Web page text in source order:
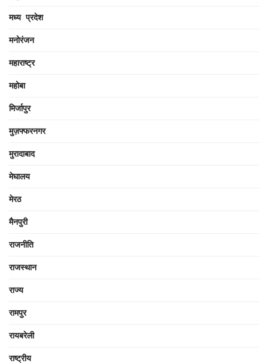
मध्य प्रदेश
मनोरंजन
महाराष्ट्र
महोबा
मिर्जापुर
मुज़फ्फरनगर
मुरादाबाद
मेघालय
मेरठ
मैनपुरी
राजनीति
राजस्थान
राज्य
रामपुर
रायबरेली
राष्ट्रीय